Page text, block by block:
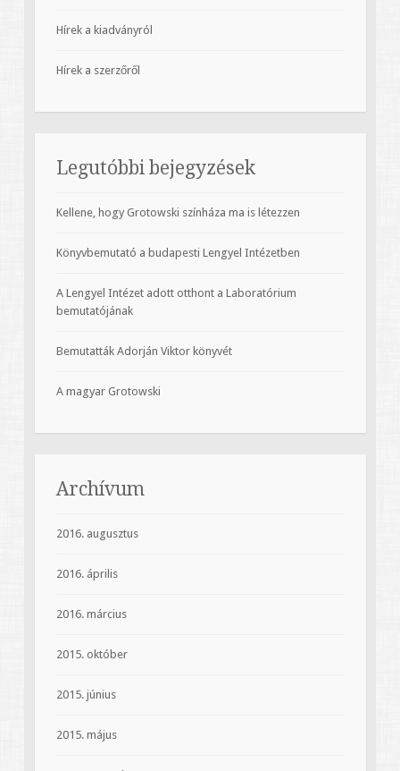
Hírek a kiadványról
Hírek a szerzőről
Legutóbbi bejegyzések
Kellene, hogy Grotowski színháza ma is létezzen
Könyvbemutató a budapesti Lengyel Intézetben
A Lengyel Intézet adott otthont a Laboratórium
bemutatójának
Bemutatták Adorján Viktor könyvét
A magyar Grotowski
Archívum
2016. augusztus
2016. április
2016. március
2015. október
2015. június
2015. május